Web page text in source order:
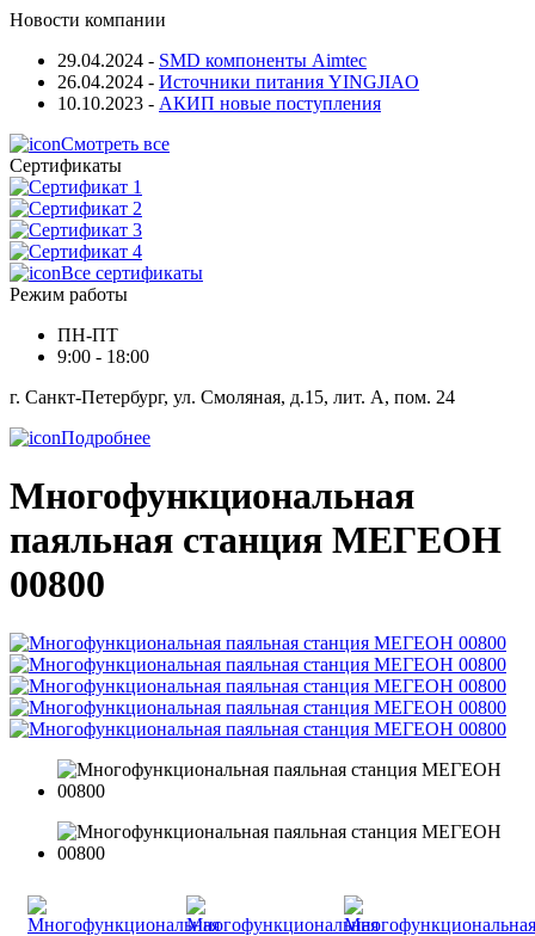
Новости компании
29.04.2024 - SMD компоненты Aimtec
26.04.2024 - Источники питания YINGJIAO
10.10.2023 - АКИП новые поступления
Смотреть все
Сертификаты
Все сертификаты
Режим работы
ПН-ПТ
9:00 - 18:00
г. Санкт-Петербург, ул. Смоляная, д.15, лит. А, пом. 24
Подробнее
Многофункциональная
паяльная станция МЕГЕОН
00800